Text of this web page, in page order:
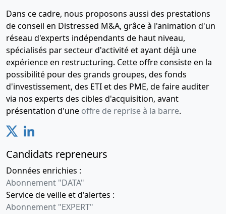
Dans ce cadre, nous proposons aussi des prestations
de conseil en Distressed M&A, grâce à l'animation d'un
réseau d'experts indépendants de haut niveau,
spécialisés par secteur d'activité et ayant déjà une
expérience en restructuring. Cette offre consiste en la
possibilité pour des grands groupes, des fonds
d'investissement, des ETI et des PME, de faire auditer
via nos experts des cibles d'acquisition, avant
présentation d'une offre de reprise à la barre.
Candidats repreneurs
Données enrichies :
Abonnement "DATA"
Service de veille et d'alertes :
Abonnement "EXPERT"